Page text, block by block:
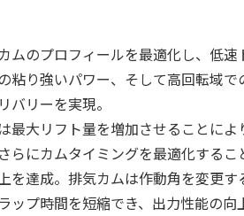
ムのプロフィールを最適化し、低
粘り強いパワー、そして高回転域
バリーを実現。
最大リフト量を増加させることによ
らにカムタイミングを最適化するこ
を達成。排気カムは作動角を変更
ップ時間を短縮でき、出力性能の向